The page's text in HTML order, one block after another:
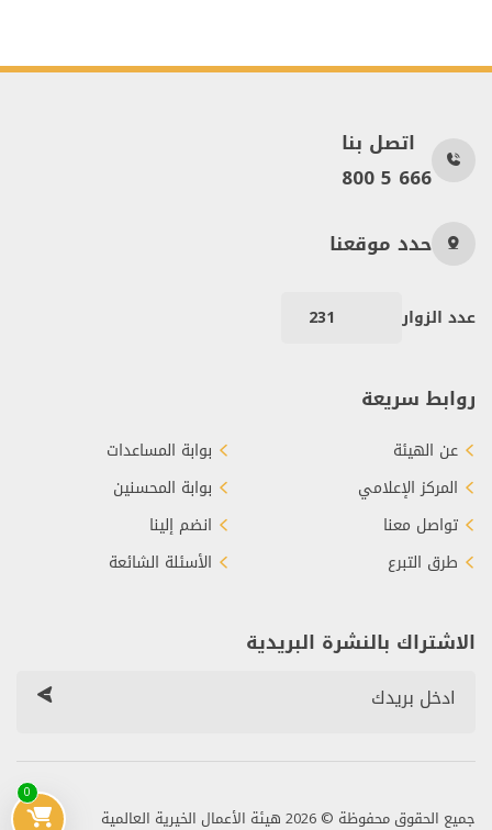
0
اتصل بنا
800 5 666
حدد موقعنا
عدد الزوار 231
روابط سريعة
عن الهيئة
المركز الإعلامي
تواصل معنا
طرق التبرع
بوابة المساعدات
بوابة المحسنين
انضم إلينا
الأسئلة الشائعة
الاشتراك بالنشرة البريدية
جميع الحقوق محفوظة © 2026 هيئة الأعمال الخيرية العالمية